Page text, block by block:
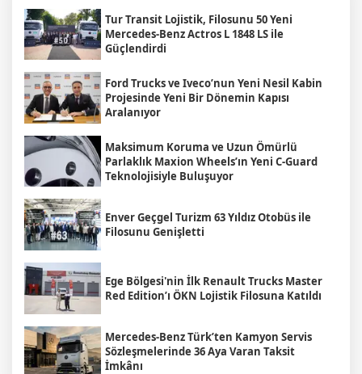
Tur Transit Lojistik, Filosunu 50 Yeni
Mercedes-Benz Actros L 1848 LS ile
Güçlendirdi
Ford Trucks ve Iveco’nun Yeni Nesil Kabin
Projesinde Yeni Bir Dönemin Kapısı
Aralanıyor
Maksimum Koruma ve Uzun Ömürlü
Parlaklık Maxion Wheels’ın Yeni C-Guard
Teknolojisiyle Buluşuyor
Enver Geçgel Turizm 63 Yıldız Otobüs ile
Filosunu Genişletti
Ege Bölgesi'nin İlk Renault Trucks Master
Red Edition’ı ÖKN Lojistik Filosuna Katıldı
Mercedes-Benz Türk’ten Kamyon Servis
Sözleşmelerinde 36 Aya Varan Taksit
İmkânı